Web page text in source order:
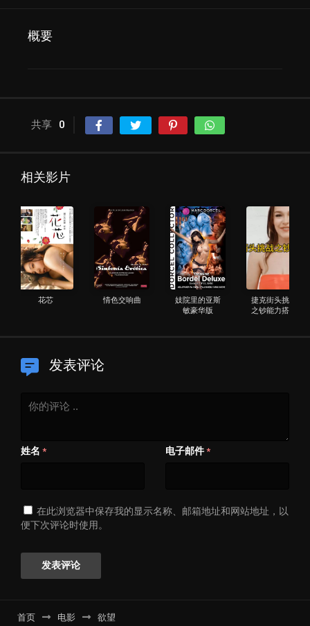
概要
共享 0
相关影片
花芯 情色交响曲
妓院里的亚斯
敏豪华版
捷克街头挑战
之钞能力搭讪
发表评论
姓名 * 电子邮件 *
在此浏览器中保存我的显示名称、邮箱地址和网站地址，以
便下次评论时使用。
首页 电影 欲望